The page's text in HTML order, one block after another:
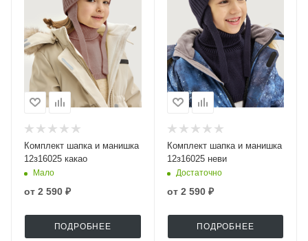
Комплект шапка и манишка
12з16025 какао
Мало
от 2 590 ₽
ПОДРОБНЕЕ
Комплект шапка и манишка
12з16025 неви
Достаточно
от 2 590 ₽
ПОДРОБНЕЕ